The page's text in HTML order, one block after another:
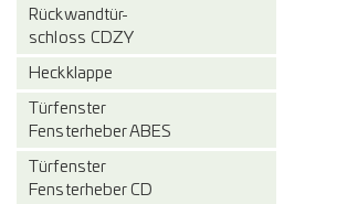
Rückwandtür-
schloss CDZY
Heckklappe
Türfenster
Fensterheber ABES
Türfenster
Fensterheber CD